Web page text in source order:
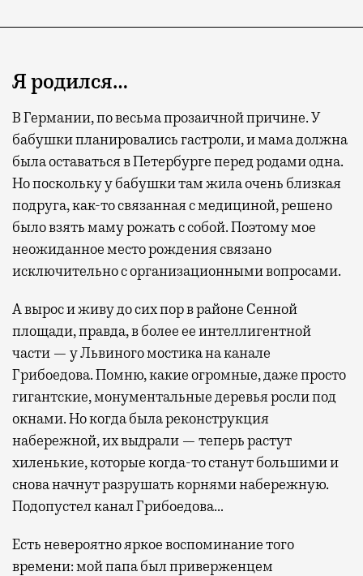
Я родился…
В Германии, по весьма прозаичной причине. У
бабушки планировались гастроли, и мама должна
была оставаться в Петербурге перед родами одна.
Но поскольку у бабушки там жила очень близкая
подруга, как-то связанная с медициной, решено
было взять маму рожать с собой. Поэтому мое
неожиданное место рождения связано
исключительно с организационными вопросами.
А вырос и живу до сих пор в районе Сенной
площади, правда, в более ее интеллигентной
части — у Львиного мостика на канале
Грибоедова. Помню, какие огромные, даже просто
гигантские, монументальные деревья росли под
окнами. Но когда была реконструкция
набережной, их выдрали — теперь растут
хиленькие, которые когда-то станут большими и
снова начнут разрушать корнями набережную.
Подопустел канал Грибоедова…
Есть невероятно яркое воспоминание того
времени: мой папа был приверженцем